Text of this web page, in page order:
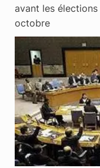
avant les
octobre